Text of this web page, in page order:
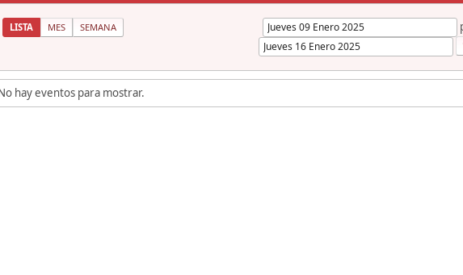
LISTA MES SEMANA
hay eventos para mostrar.